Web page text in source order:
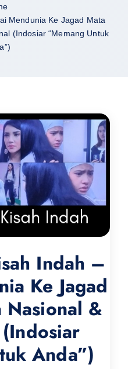
Mendunia Ke Jagad Mata
(Indosiar “Memang Untuk
Indah –
Ke Jagad
Nasional &
Anda”)